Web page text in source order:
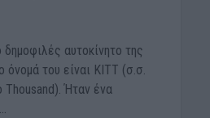
δημοφιλές αυτοκίνητο της
όνομά του είναι ΚΙΤΤ (σ.σ.
Thousand). Ήταν ένα